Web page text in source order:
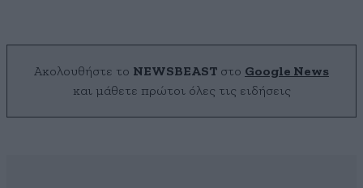
Ακολουθήστε το NEWSBEAST στο Google News
και μάθετε πρώτοι όλες τις ειδήσεις